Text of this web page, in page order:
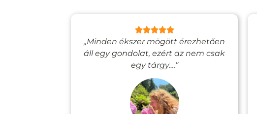
„Minden ékszer mögött érezhetően
áll egy gondolat, ezért az nem csak
egy tárgy….”